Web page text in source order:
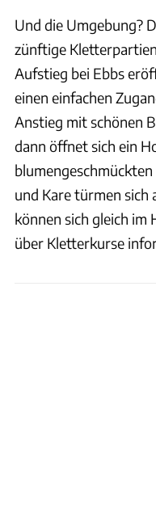
Und die Umgebung?
zünftige
Aufstieg bei Ebbs
einen einfachen
Anstieg mit schönen
dann öffnet sich ein
und Kare türmen
können sich gleich im
über Kletterkurse